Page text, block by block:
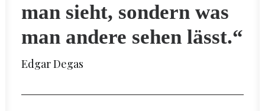
man sieht, sondern was
man andere sehen lässt.“
Edgar Degas